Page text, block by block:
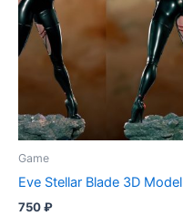
Game
Eve Stellar Blade 3D Model
750₽